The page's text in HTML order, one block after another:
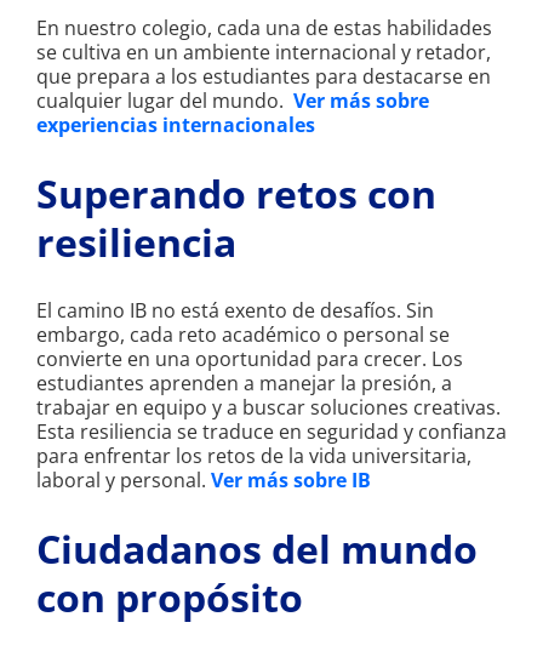
En nuestro colegio, cada una de estas habilidades
se cultiva en un ambiente internacional y retador,
que prepara a los estudiantes para destacarse en
cualquier lugar del mundo. Ver más sobre
experiencias internacionales
Superando retos con
resiliencia
El camino IB no está exento de desafíos. Sin
embargo, cada reto académico o personal se
convierte en una oportunidad para crecer. Los
estudiantes aprenden a manejar la presión, a
trabajar en equipo y a buscar soluciones creativas.
Esta resiliencia se traduce en seguridad y confianza
para enfrentar los retos de la vida universitaria,
laboral y personal. Ver más sobre IB
Ciudadanos del mundo
con propósito